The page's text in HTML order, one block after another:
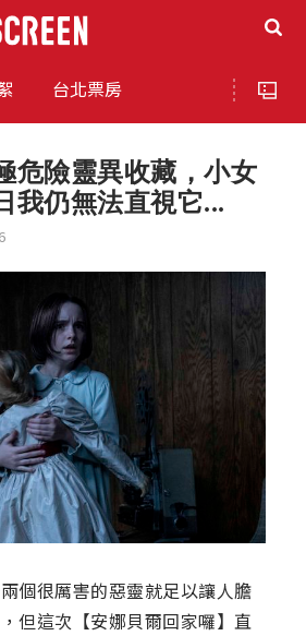
台北票房
危險靈異收藏，小女
我仍無法直視它...
個很厲害的惡靈就足以讓人膽
但這次【安娜貝爾回家囉】直